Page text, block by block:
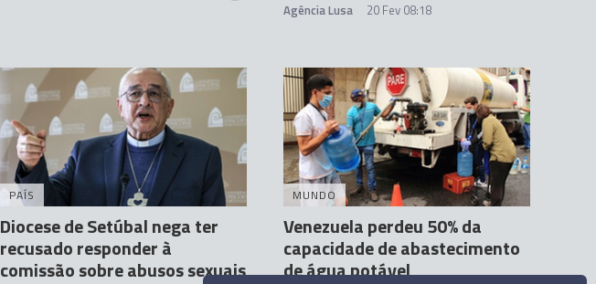
Agência Lusa 20 Fev 08:18
PAÍS
Diocese de Setúbal nega ter
recusado responder à
comissão sobre abusos sexuais
MUNDO
Venezuela perdeu 50% da
capacidade de abastecimento
de água potável